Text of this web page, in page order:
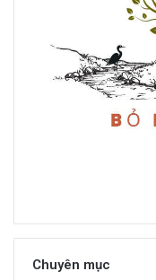
Chuyên mục